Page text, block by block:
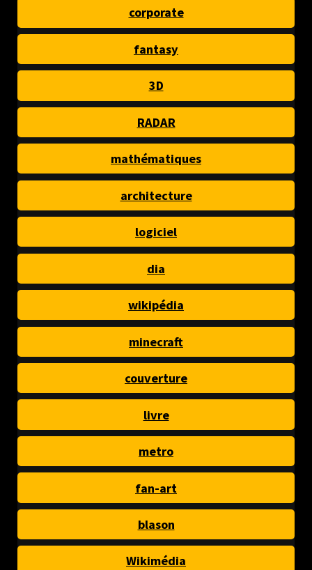
corporate
fantasy
3D
RADAR
mathématiques
architecture
logiciel
dia
wikipédia
minecraft
couverture
livre
metro
fan-art
blason
Wikimédia